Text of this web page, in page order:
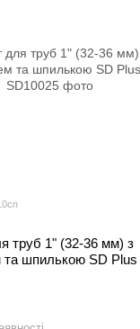
труб 1" (32-36 мм) з
шпилькою SD Plus